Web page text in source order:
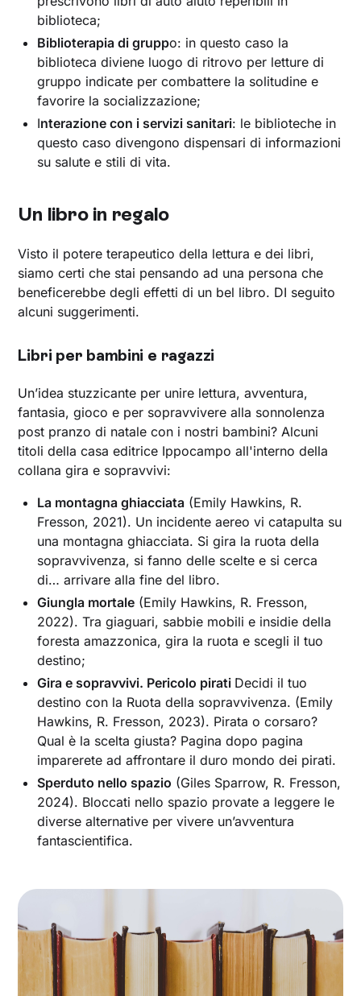
biblioteca;
Biblioterapia di gruppo: in questo caso la
biblioteca diviene luogo di ritrovo per letture di
gruppo indicate per combattere la solitudine e
favorire la socializzazione;
Interazione con i servizi sanitari: le biblioteche in
questo caso divengono dispensari di informazioni
su salute e stili di vita.
Un libro in regalo
Visto il potere terapeutico della lettura e dei libri,
siamo certi che stai pensando ad una persona che
beneficerebbe degli effetti di un bel libro. DI seguito
alcuni suggerimenti.
Libri per bambini e ragazzi
Un’idea stuzzicante per unire lettura, avventura,
fantasia, gioco e per sopravvivere alla sonnolenza
post pranzo di natale con i nostri bambini? Alcuni
titoli della casa editrice Ippocampo all'interno della
collana gira e sopravvivi:
La montagna ghiacciata (Emily Hawkins, R.
Fresson, 2021). Un incidente aereo vi catapulta su
una montagna ghiacciata. Si gira la ruota della
sopravvivenza, si fanno delle scelte e si cerca
di… arrivare alla fine del libro.
Giungla mortale (Emily Hawkins, R. Fresson,
2022). Tra giaguari, sabbie mobili e insidie della
foresta amazzonica, gira la ruota e scegli il tuo
destino;
Gira e sopravvivi. Pericolo pirati Decidi il tuo
destino con la Ruota della sopravvivenza. (Emily
Hawkins, R. Fresson, 2023). Pirata o corsaro?
Qual è la scelta giusta? Pagina dopo pagina
imparerete ad affrontare il duro mondo dei pirati.
Sperduto nello spazio (Giles Sparrow, R. Fresson,
2024). Bloccati nello spazio provate a leggere le
diverse alternative per vivere un’avventura
fantascientifica.